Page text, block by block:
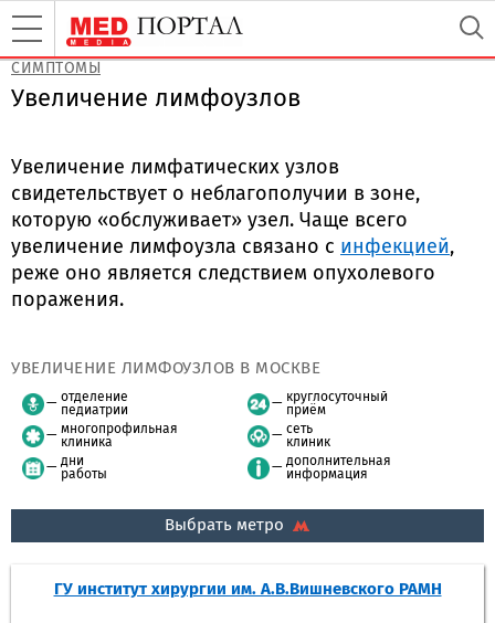
СИМПТОМЫ
Увеличение лимфоузлов
Увеличение лимфатических узлов
свидетельствует о неблагополучии в зоне,
которую «обслуживает» узел. Чаще всего
увеличение лимфоузла связано с инфекцией,
реже оно является следствием опухолевого
поражения.
УВЕЛИЧЕНИЕ ЛИМФОУЗЛОВ В МОСКВЕ
отделение
педиатрии
многопрофильная
клиника
дни
работы
круглосуточный
приём
сеть
клиник
дополнительная
информация
Выбрать метро
ГУ институт хирургии им. А.В.Вишневского РАМН